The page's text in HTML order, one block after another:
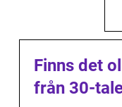
Finns det
från 30-